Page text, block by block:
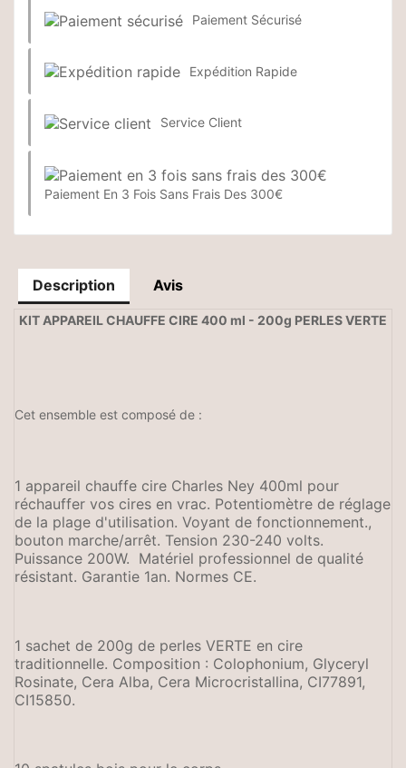
Paiement Sécurisé
Expédition Rapide
Service Client
Paiement En 3 Fois Sans Frais Des 300€
Description Avis
KIT APPAREIL CHAUFFE CIRE 400 ml - 200g PERLES VERTE
Cet ensemble est composé de :
1 appareil chauffe cire Charles Ney 400ml pour
réchauffer vos cires en vrac. Potentiomètre de réglage
de la plage d'utilisation. Voyant de fonctionnement.,
bouton marche/arrêt. Tension 230-240 volts.
Puissance 200W. Matériel professionnel de qualité
résistant. Garantie 1an. Normes CE.
1 sachet de 200g de perles VERTE en cire
traditionnelle. Composition : Colophonium, Glyceryl
Rosinate, Cera Alba, Cera Microcristallina, CI77891,
CI15850.